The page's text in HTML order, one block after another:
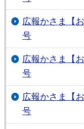
広報かさま【
号
広報かさま【
号
広報かさま【
号